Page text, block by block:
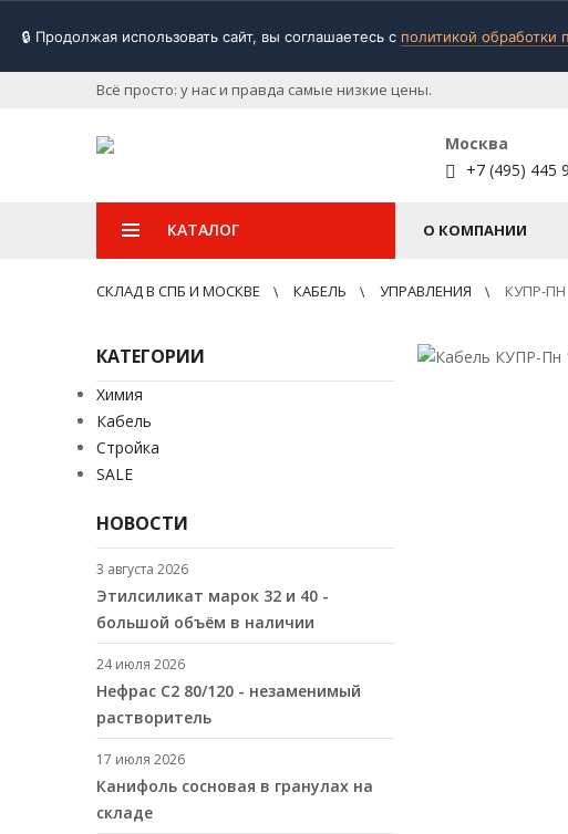
🔒 Продолжая использовать сайт, вы соглашаетесь с политикой обработки
Всё просто: у нас и правда самые низкие цены.
Москва
+7 (495) 445
КАТАЛОГ О КОМПАНИИ
СКЛАД В СПБ И МОСКВЕ КАБЕЛЬ УПРАВЛЕНИЯ КУПР-ПН
КАТЕГОРИИ
Химия
Кабель
Стройка
SALE
НОВОСТИ
3 августа 2026
Этилсиликат марок 32 и 40 -
большой объём в наличии
24 июля 2026
Нефрас С2 80/120 - незаменимый
растворитель
17 июля 2026
Канифоль сосновая в гранулах на
складе